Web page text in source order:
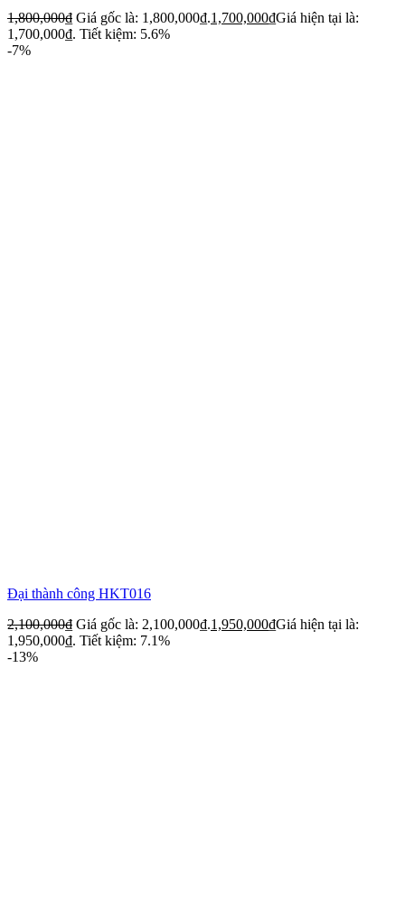
1,800,000₫ Giá gốc là: 1,800,000₫.1,700,000₫Giá hiện tại là:
1,700,000₫. Tiết kiệm: 5.6%
-7%
Đại thành công HKT016
2,100,000₫ Giá gốc là: 2,100,000₫.1,950,000₫Giá hiện tại là:
1,950,000₫. Tiết kiệm: 7.1%
-13%